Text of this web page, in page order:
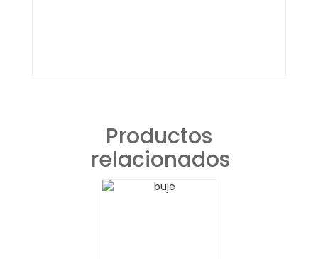
Productos
relacionados